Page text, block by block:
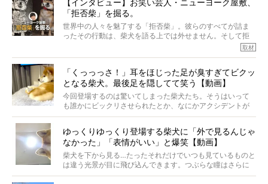
※文章はご本人の了承を得て編集しています
※画像はすべてイメージです
※この記事は個人の感想であり、効果・効能を示すものではありません
そんな噂を聞きつけ、今回はハワイの柴犬たちを取材して
きました！
「拒否柴」を掘る。
世界中の人々を魅了する「拒否柴」。彼らのすべてが詰ま
ったその行動は、柴犬を語る上では外せません。そして拒
否柴がここまで話題になるのは、“映える”ことも理由のひと
がるのでしょうか。
最近版画製作を始めた、お笑いコンビ「ニューヨーク」の
屋敷裕政さんに、拒否柴を掘っていただきました！ イン
タビューと合わせてご覧ください。
取材
「くっっっさ！」耳をほじった足が臭すぎてビクッ
となる柴犬。最後足を隠してて笑う【動画】
今回登場するのは驚いてしまった柴犬たち。そうはいって
も誰かにビックリさせられたとか、なにかアクシデントが
起きたとか、そういうことが原因ではありません。全ての
ゆっくりゆっくり登場する柴犬に「外で見るんじゃ
なかった」「表情がいい」と爆笑【動画】
柴犬を下から見る…たったそれだけでいつも見ているものと
は違う光景が目に飛び込んできます。つぶらな瞳はさらに
つぶらに見え、モフモフのお顔はさらにモフモフに見えま